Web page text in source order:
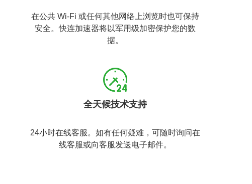
在公共 Wi-Fi 或任何其他网络上浏览时也可保持
安全。快连加速器将以军用级加密保护您的数
据。
全天候技术支持
24小时在线客服。如有任何疑难，可随时询问在
线客服或向客服发送电子邮件。